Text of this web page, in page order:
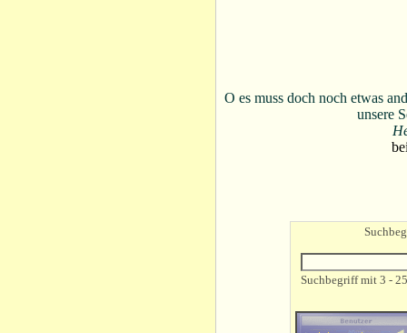
O es muss doch noch etwas
unsere
Suchbegriff mit 3 -